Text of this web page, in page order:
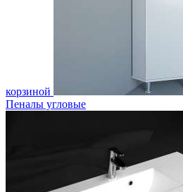
корзиной
Пеналы угловые